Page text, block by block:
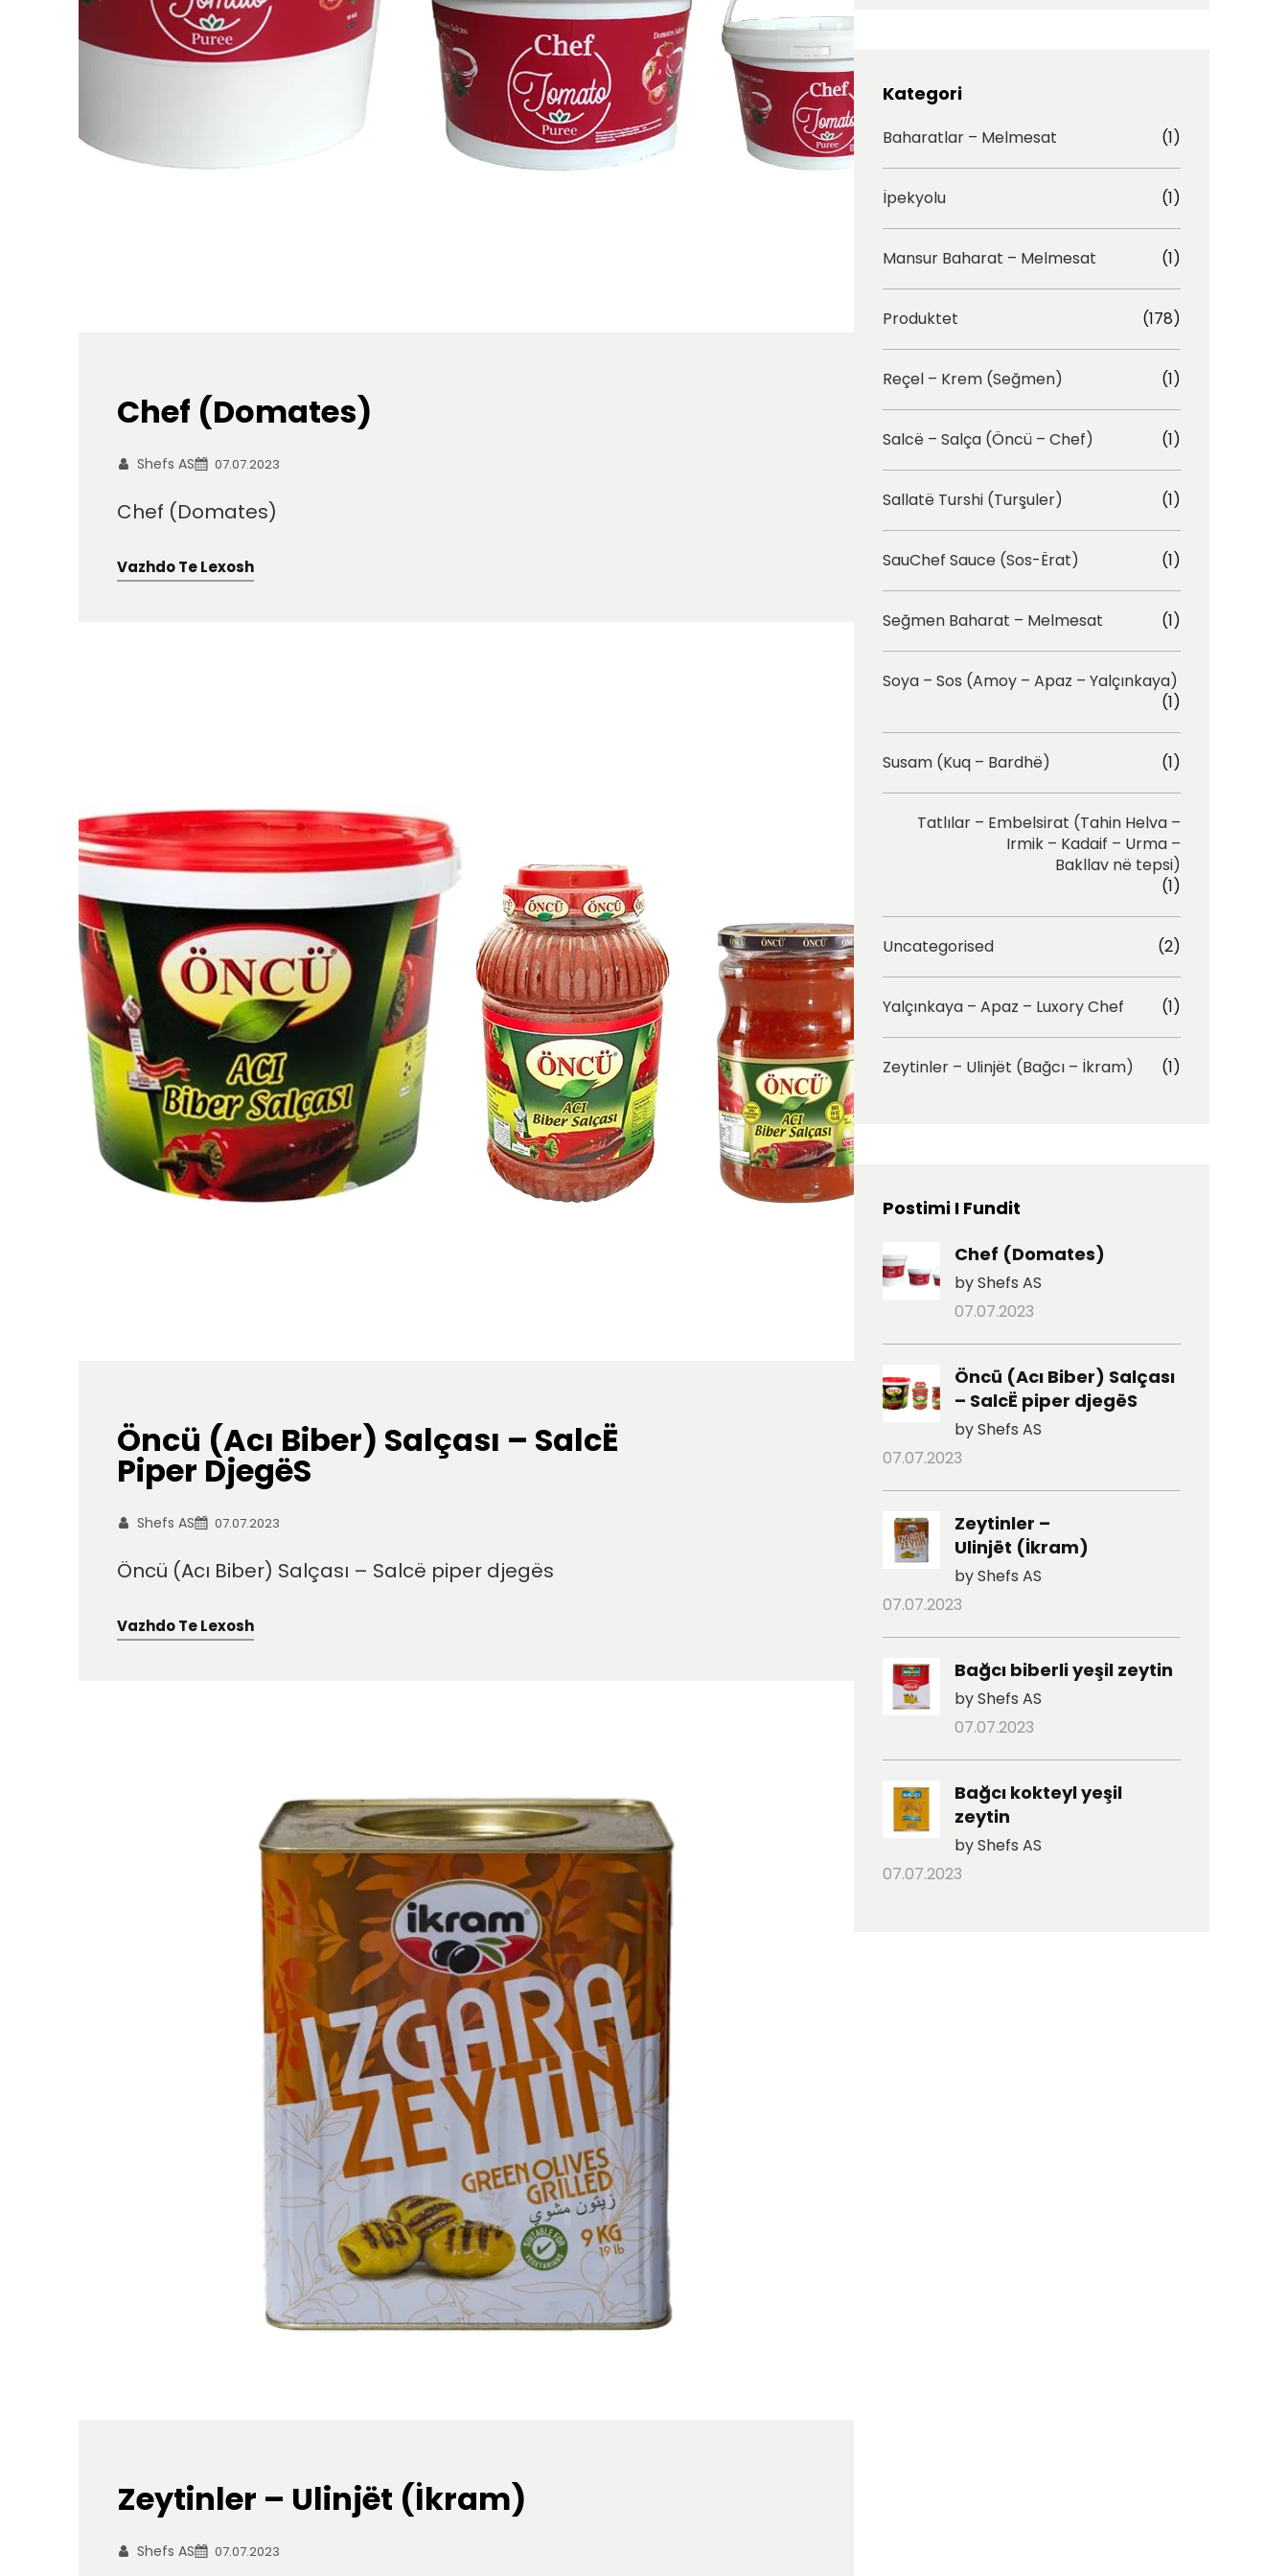
Chef (Domates)
Shefs AS 07.07.2023
Chef (Domates)
Vazhdo Te Lexosh
Öncü (Acı Biber) Salçası – SalcË
Piper DjegëS
Shefs AS 07.07.2023
Öncü (Acı Biber) Salçası – Salcë piper djegës
Vazhdo Te Lexosh
Zeytinler – Ulinjët (İkram)
Shefs AS 07.07.2023
m
Kategori
Baharatlar – Melmesat (1)
İpekyolu (1)
Mansur Baharat – Melmesat (1)
Produktet (178)
Reçel – Krem (Seğmen) (1)
Salcë – Salça (Öncü – Chef) (1)
Sallatë Turshi (Turşuler) (1)
SauChef Sauce (Sos-Ërat) (1)
Seğmen Baharat – Melmesat (1)
Soya – Sos (Amoy – Apaz – Yalçınkaya)
(1)
Susam (Kuq – Bardhë) (1)
Tatlılar – Embelsirat (Tahin Helva –
Irmik – Kadaif – Urma –
Bakllav në tepsi)
(1)
Uncategorised (2)
Yalçınkaya – Apaz – Luxory Chef (1)
Zeytinler – Ulinjët (Bağcı – İkram) (1)
Postimi I Fundit
Chef (Domates)
by Shefs AS
07.07.2023
Öncü (Acı Biber) Salçası
– SalcË piper djegëS
by Shefs AS
07.07.2023
Zeytinler –
Ulinjët (İkram)
by Shefs AS
07.07.2023
Bağcı biberli yeşil zeytin
by Shefs AS
07.07.2023
Bağcı kokteyl yeşil
zeytin
by Shefs AS
07.07.2023